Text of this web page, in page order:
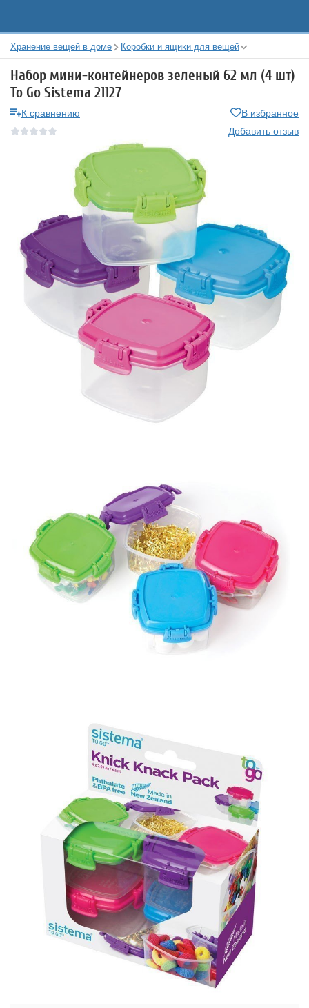
Хранение вещей в доме Коробки и ящики для вещей
Набор мини-контейнеров зеленый 62 мл (4 шт)
To Go Sistema 21127
К сравнению
В избранное
Добавить отзыв